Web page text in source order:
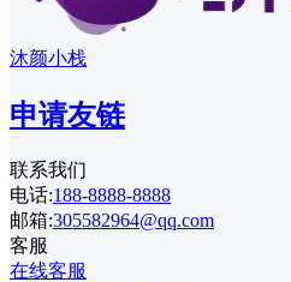
沐颜小栈
申请友链
联系我们
电话:188-8888-8888
邮箱:305582964@qq.com
客服
在线客服